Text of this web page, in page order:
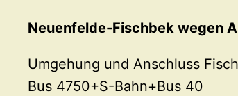
Neuenfelde-Fischbek wegen
Umgehung und Anschluss
Bus 4750+S-Bahn+Bus 40